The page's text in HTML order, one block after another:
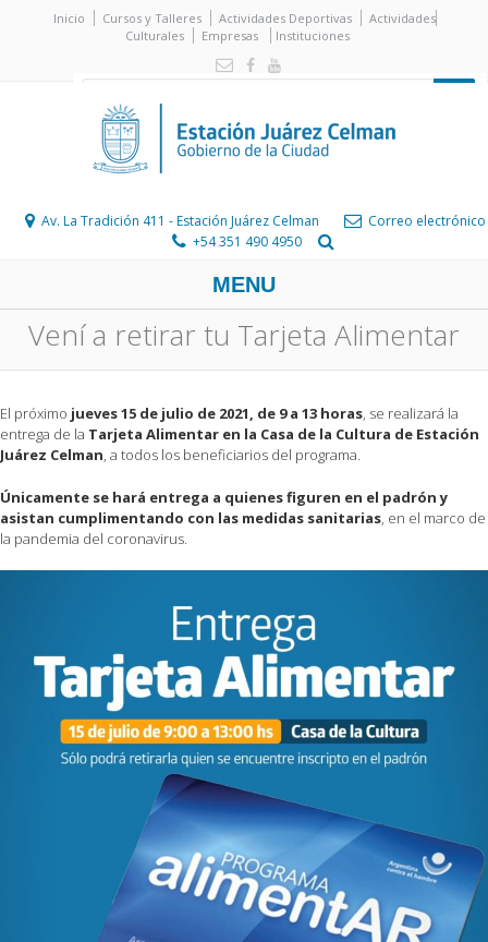
Inicio Cursos y Talleres Actividades Deportivas
Actividades
Culturales
Empresas Instituciones
Av. La Tradición 411 - Estación Juárez Celman
Correo electrónico
+54 351 490 4950
MENU
Vení a retirar tu Tarjeta Alimentar
El próximo jueves 15 de julio de 2021, de 9 a 13 horas, se realizará la
entrega de la Tarjeta Alimentar en la Casa de la Cultura de Estación
Juárez Celman, a todos los beneficiarios del programa.
Únicamente se hará entrega a quienes figuren en el padrón y
asistan cumplimentando con las medidas sanitarias , en el marco de
la pandemia del coronavirus.